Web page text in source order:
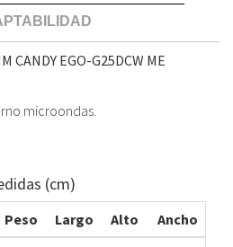
CANDY EGO-G25DCW ME
microondas.
(cm)
Peso Largo Alto
Ancho